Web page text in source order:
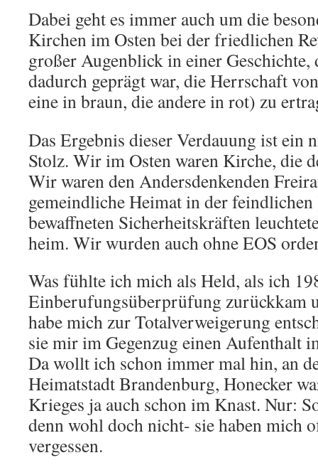
Dabei geht es immer auch um die
Kirchen im Osten bei der friedlichen
großer Augenblick in einer Geschichte,
dadurch geprägt war, die Herrschaft
eine in braun, die andere in rot) zu
Das Ergebnis dieser Verdauung ist ein
Stolz. Wir im Osten waren Kirche, die
Wir waren den Andersdenkenden
gemeindliche Heimat in der
bewaffneten Sicherheitskräften
heim. Wir wurden auch ohne EOS
Was fühlte ich mich als Held, als ich
Einberufungsüberprüfung zurückkam
habe mich zur Totalverweigerung
sie mir im Gegenzug einen Aufenthalt
Da wollt ich schon immer mal hin, an
Heimatstadt Brandenburg, Honecker
Krieges ja auch schon im Knast. Nur:
denn wohl doch nicht- sie haben mich
vergessen.